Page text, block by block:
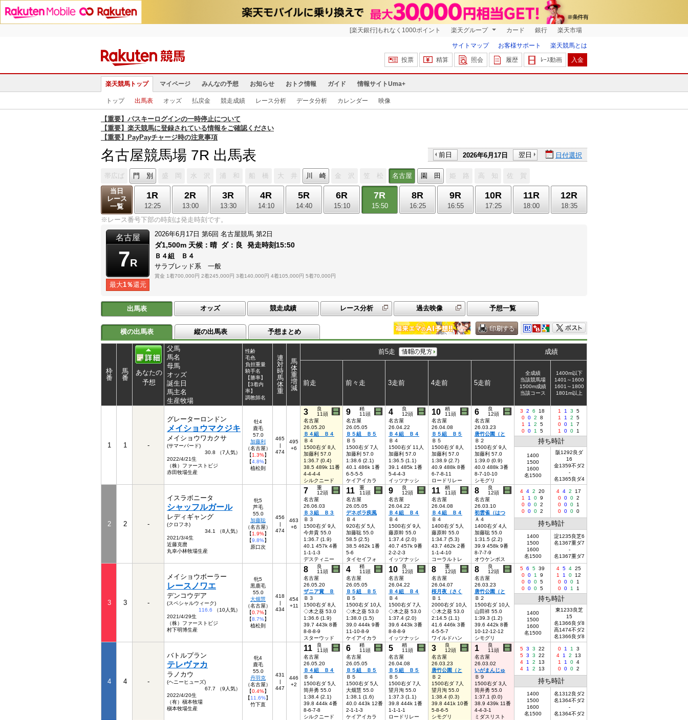
[楽天銀行]もれなく1000ポイント 楽天グループ カード 銀行 楽天市場
サイトマップ お客様サポート
楽天競馬とは
投票
精算 照会 履歴 ﾚｰｽ動画 入金
楽天競馬トップ マイページ みんなの予想 お知らせ おトク情報 ガイド 情報サイトUma+
トップ 出馬表 オッズ 払戻金 競走成績 レース分析 データ分析 カレンダー 映像
【重要】パスキーログインの一時停止について
【重要】楽天競馬に登録されている情報をご確認ください
【重要】PayPayチャージ時の注意事項
名古屋競馬場 7R 出馬表 前日 2026年6月17日 翌日 日付選択
帯広ば 門 別 盛 岡 水 沢 浦 和 船 橋 大 井 川 崎 金 沢 笠 松 名古屋 園 田 姫 路 高 知
佐 賀
当日
レース
一覧
1R
12:25
2R
13:00
3R
13:30
4R
14:10
5R
14:40
6R
15:10
7R
15:50
8R
16:25
9R
16:55
10R
17:25
11R
18:00
12R
18:35
※レース番号下部の時刻は発走時刻です。
名古屋
7R
最大1％還元
2026年6月17日 第6回 名古屋競馬 第2日
ダ1,500m 天候： 晴 ダ： 良 発走時刻15:50
Ｂ４組 Ｂ４
サラブレッド系 一般
賞金 1着700,000円 2着245,000円 3着140,000円 4着105,000円 5着70,000円
出馬表 オッズ 競走成績 レース分析 過去映像 予想一覧
横の出馬表 縦の出馬表 予想まとめ
枠
番
馬
番
あなたの
予想
父馬
馬名
母馬
オッズ
誕生日
馬主名
生産牧場
性齢
毛色
負担重量
騎手名
【勝率】
【3着内
率】
調教師名
連
対
時
馬
体
重
馬
体
重
増
減
前5走 成績
前走 前々走 3走前 4走前 5走前
全成績
当該競馬場
1500m成績
当該コース
1400m以下
1401～1600
1601～1800
1801m以上
1 1 -
グレーターロンドン
メイショウマクジキ
メイショウワカクサ
(サマーバード)
30.8 （7人気）
2022/4/21生
（株）ファーストビジ
赤田牧場生産
牡4
鹿毛
57.0
加藤利
（名古屋）
【1.3%】
【4.8%】
植松則
465
|
474
495
+6
3
良
11頭
名古屋
26.05.20
Ｂ４組 Ｂ４
Ｂ４
1500右ダ 8人
加藤利 57.0
1:36.7 (0.4)
38.5 489k 11番
4-4-4-4
シルクニード
9
稍
11頭
名古屋
26.05.05
Ｂ５組 Ｂ５
Ｂ５
1500右ダ 7人
加藤利 57.0
1:38.6 (2.1)
40.1 486k 1番
6-5-5-5
ケイアイカラ
4
良
12頭
名古屋
26.04.22
Ｂ４組 Ｂ４
Ｂ４
1500右ダ 11人
加藤利 57.0
1:36.5 (1.1)
39.1 485k 1番
5-4-4-3
イッツナッシ
10
稍
11頭
名古屋
26.04.08
Ｂ５組 Ｂ５
Ｂ５
1500右ダ 8人
加藤利 57.0
1:38.9 (2.7)
40.9 488k 8番
6-7-8-11
ロードリレー
6
良
12頭
名古屋
26.03.23
唐竹公園（と
Ｂ２
1500右ダ 9人
加藤利 57.0
1:39.0 (0.9)
40.0 488k 3番
8-7-10-10
シモグリ
3 2 6
18
0 0 2
8
1
1 2
5
0 0 1 5
1 1 3
5
1
1 2
5
0 0 1
7
1
0 0 1
持ち時計
1400
1500
1600
名1500
阪1292良ダ
16
金1359不ダ2
-
名1365良ダ4
2 2 -
イスラボニータ
シャッフルガール
レディギャング
(クロフネ)
34.1 （8人気）
2021/3/4生
近藤克麿
丸幸小林牧場生産
牝5
芦毛
55.0
加藤聡
（名古屋）
【1.9%】
【9.8%】
原口次
456
|
474
463
+6
7
重
12頭
名古屋
26.06.03
Ｂ３組 Ｂ３
Ｂ３
1500右ダ 9人
今井貴 55.0
1:36.7 (1.9)
40.1 457k 4番
1-1-1-3
デスティニー
11
重
11頭
名古屋
26.05.05
デネボラ疾風
Ｂ４
920右ダ 5人
加藤聡 55.0
58.5 (2.5)
38.5 462k 1番
5-6
タイセイフォ
9
良
12頭
名古屋
26.04.22
Ｂ４組 Ｂ４
Ｂ４
1500右ダ 9人
藤原幹 55.0
1:37.4 (2.0)
40.7 457k 9番
2-2-2-3
イッツナッシ
11
稍
11頭
名古屋
26.04.08
Ｂ４組 Ｂ４
Ｂ４
1400右ダ 5人
藤原幹 55.0
1:34.7 (5.3)
43.7 462k 2番
1-1-4-10
コーラルトレ
8
良
12頭
名古屋
26.03.10
初雲雀（はつ
Ａ４
1400右ダ 4人
加藤聡 55.0
1:31.5 (2.2)
39.9 458k 9番
8-7-7-9
オウケンボス
4 4 2
20
1
1 0 9
0 0 0 2
0 0 0 2
4 4 2
17
0 0 0 2
0 0 0
1
0 0 0 0
持ち時計
1400
1500
1600
名1500
淀1235良芝6
名1367重ダ7
-
名1367重ダ7
3 3 -
メイショウボーラー
レースノワエ
デンコウデア
(スペシャルウィーク)
116.6 （10人気）
2021/4/29生
（株）ファーストビジ
村下明博生産
牝5
黒鹿毛
55.0
大畑慧
（名古屋）
【0.7%】
【8.7%】
植松則
418
|
434
454
+11
8
良
11頭
名古屋
26.05.20
ザニア賞 Ｂ
Ｂ３
1500右ダ 8人
◇木之葵 53.0
1:36.6 (1.9)
39.7 443k 8番
8-8-8-9
スターウッド
4
稍
11頭
名古屋
26.05.05
Ｂ５組 Ｂ５
Ｂ５
1500右ダ 10人
◇木之葵 53.0
1:38.0 (1.5)
39.0 444k 9番
11-10-8-9
ケイアイカラ
10
良
12頭
名古屋
26.04.22
Ｂ４組 Ｂ４
Ｂ４
1500右ダ 7人
◇木之葵 53.0
1:37.4 (2.0)
39.6 443k 3番
8-8-8-9
イッツナッシ
8
重
12頭
名古屋
26.04.07
桜月夜（さく
Ｂ１
2000右ダ 10人
◇木之葵 53.0
2:14.5 (1.1)
41.6 446k 3番
4-5-5-7
ワイルドハン
8
良
12頭
名古屋
26.03.23
唐竹公園（と
Ｂ２
1500右ダ 10人
山田祥 55.0
1:39.3 (1.2)
39.6 442k 8番
10-12-12-12
シモグリ
5 6 5 39
0 0 1
9
0 0 0 5
0 0 0 5
4 5 4 25
1
1 0
12
0 0 0
1
0 0 1 1
持ち時計
1400
1500
1600
名1500
東1233良芝
15
名1366良ダ8
高1474不ダ2
名1366良ダ8
4 4 -
バトルプラン
テレヴァカ
ラノカウ
(ヘニーヒューズ)
67.7 （9人気）
2022/4/20生
（有）槇本牧場
槇本牧場生産
牝4
鹿毛
55.0
丹羽克
（名古屋）
【0.4%】
【11.6%】
竹下直
431
|
447
446
+2
11
良
11頭
名古屋
26.05.20
Ｂ４組 Ｂ４
Ｂ４
1500右ダ 5人
筒井勇 55.0
1:38.4 (2.1)
39.8 444k 4番
8-6-7-8
シルクニード
6
稍
11頭
名古屋
26.05.05
Ｂ５組 Ｂ５
Ｂ５
1500右ダ 5人
大畑慧 55.0
1:38.1 (1.6)
40.0 443k 12番
2-1-1-3
ケイアイカラ
5
稍
11頭
名古屋
26.04.08
Ｂ５組 Ｂ５
Ｂ５
1500右ダ 7人
望月洵 55.0
1:37.3 (1.1)
39.8 444k 1番
1-1-1-1
ロードリレー
3
良
12頭
名古屋
26.03.23
唐竹公園（と
Ｂ２
1500右ダ 7人
望月洵 55.0
1:38.4 (0.3)
39.8 441k 10番
5-8-6-5
シモグリ
1
良
11頭
名古屋
26.03.02
いがまんじゅ
Ｂ９
1500右ダ 3人
筒井勇 55.0
1:37.1 (0.0)
38.9 439k 11番
4-4-3-1
ミダスリスト
5 3 3
22
5 3 3
22
4
1 2
13
4
1 2 13
0 1 1
3
4
1 2
13
1
1 0 4
0 0 0 2
持ち時計
1400
1500
1600
名1500
名1312良ダ2
名1364不ダ2
-
名1364不ダ2